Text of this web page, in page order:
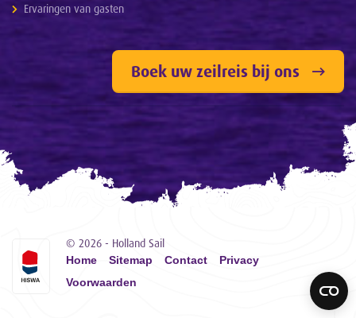
Ervaringen van gasten
Boek uw zeilreis bij ons
© 2026 - Holland Sail
Home Sitemap Contact
Privacy
Voorwaarden